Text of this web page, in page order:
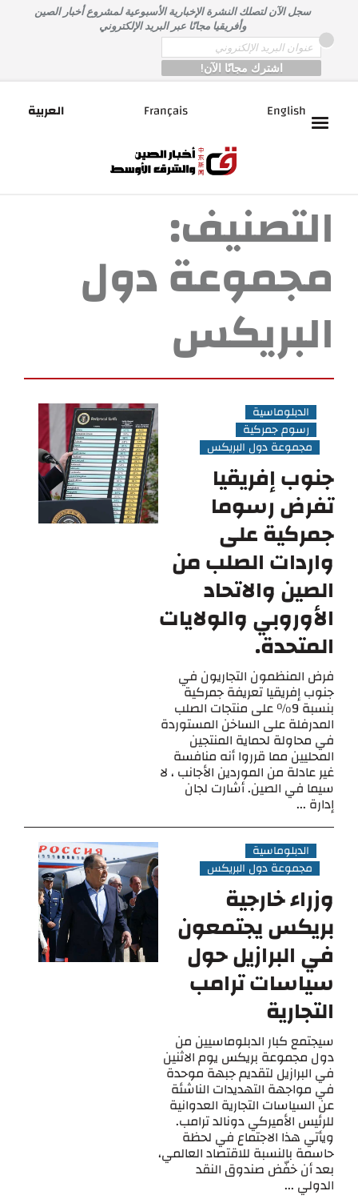
المحتوى
سجل الآن لتصلك النشرة الإخبارية الأسبوعية لمشروع أخبار الصين
وأفريقيا مجانًا عبر البريد الإلكتروني
Email
*
English
Français العربية
التصنيف:
مجموعة دول
البريكس
الدبلوماسية
رسوم جمركية
مجموعة دول البريكس
جنوب إفريقيا
تفرض رسوما
جمركية على
واردات الصلب من
الصين والاتحاد
الأوروبي والولايات
المتحدة.
فرض المنظمون التجاريون في
جنوب إفريقيا تعريفة جمركية
بنسبة 9٪ على منتجات الصلب
المدرفلة على الساخن المستوردة
في محاولة لحماية المنتجين
المحليين مما قرروا أنه منافسة
غير عادلة من الموردين الأجانب ، لا
سيما في الصين. أشارت لجان
إدارة ...
الدبلوماسية
مجموعة دول البريكس
وزراء خارجية
بريكس يجتمعون
في البرازيل حول
سياسات ترامب
التجارية
سيجتمع كبار الدبلوماسيين من
دول مجموعة بريكس يوم الاثنين
في البرازيل لتقديم جبهة موحدة
في مواجهة التهديدات الناشئة
عن السياسات التجارية العدوانية
للرئيس الأميركي دونالد ترامب.
ويأتي هذا الاجتماع في لحظة
حاسمة بالنسبة للاقتصاد العالمي،
بعد أن خفّض صندوق النقد
الدولي ...